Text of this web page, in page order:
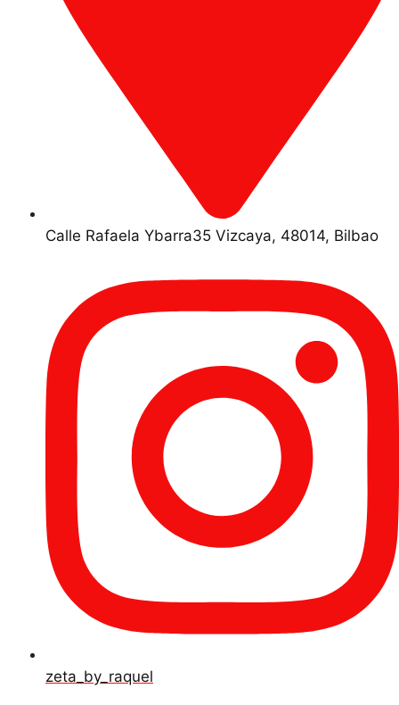
Calle Rafaela Ybarra35 Vizcaya, 48014, Bilbao
zeta_by_raquel